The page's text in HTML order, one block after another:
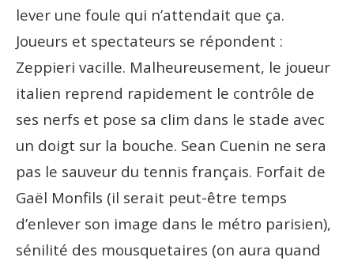
lever une foule qui n’attendait que ça.
Joueurs et spectateurs se répondent :
Zeppieri vacille. Malheureusement, le joueur
italien reprend rapidement le contrôle de
ses nerfs et pose sa clim dans le stade avec
un doigt sur la bouche. Sean Cuenin ne sera
pas le sauveur du tennis français. Forfait de
Gaël Monfils (il serait peut-être temps
d’enlever son image dans le métro parisien),
sénilité des mousquetaires (on aura quand